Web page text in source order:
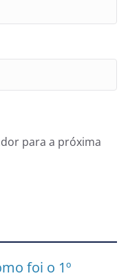
para a próxima
foi o 1º